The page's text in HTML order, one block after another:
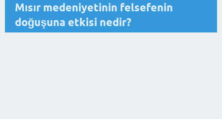
Mısır medeniyetinin felsefenin
doğuşuna etkisi nedir?